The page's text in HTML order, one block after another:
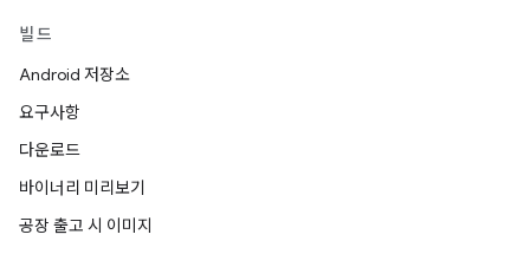
빌드
Android 저장소
요구사항
다운로드
바이너리 미리보기
공장 출고 시 이미지